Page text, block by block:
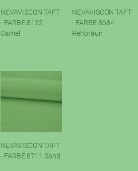
NEVAVISCON TAFT
- FARBE 8122
Camel
NEVAVISCON TAFT
- FARBE 8684
Rehbraun
NEVAVISCON TAFT
- FARBE 8711 Sand